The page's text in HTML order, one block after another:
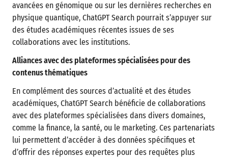
avancées en génomique ou sur les dernières recherches en
physique quantique, ChatGPT Search pourrait s’appuyer sur
des études académiques récentes issues de ses
collaborations avec les institutions.
Alliances avec des plateformes spécialisées pour des
contenus thématiques
En complément des sources d’actualité et des études
académiques, ChatGPT Search bénéficie de collaborations
avec des plateformes spécialisées dans divers domaines,
comme la finance, la santé, ou le marketing. Ces partenariats
lui permettent d’accéder à des données spécifiques et
d’offrir des réponses expertes pour des requêtes plus